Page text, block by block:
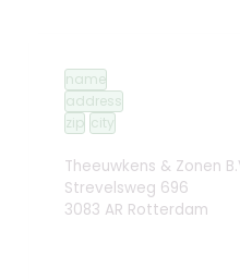
name
address
zip city
Theeuwkens & Zonen
Strevelsweg 696
3083 AR Rotterdam